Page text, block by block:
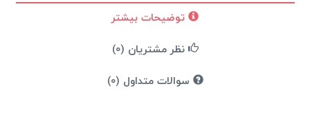
توضیحات بیشتر
نظر مشتریان (0)
سوالات متداول (0)